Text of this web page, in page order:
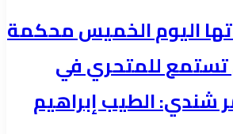
اليوم الخميس محكمة
للمتحري في
شندي: الطيب إبراهيم